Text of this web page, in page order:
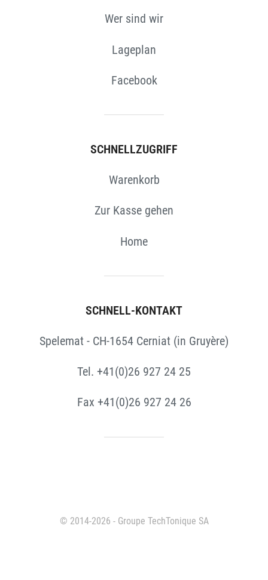
Wer sind wir
Lageplan
Facebook
SCHNELLZUGRIFF
Warenkorb
Zur Kasse gehen
Home
SCHNELL-KONTAKT
Spelemat - CH-1654 Cerniat (in Gruyère)
Tel. +41(0)26 927 24 25
Fax +41(0)26 927 24 26
© 2014-2026 - Groupe TechTonique SA